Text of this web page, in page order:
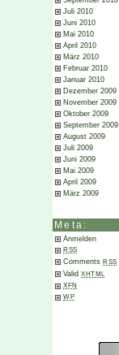
Juli 2010
Juni 2010
Mai 2010
April 2010
März 2010
Februar 2010
Januar 2010
Dezember 2009
November 2009
Oktober 2009
September 2009
August 2009
Juli 2009
Juni 2009
Mai 2009
April 2009
März 2009
Meta:
Anmelden
RSS
Comments RSS
Valid XHTML
XFN
WP